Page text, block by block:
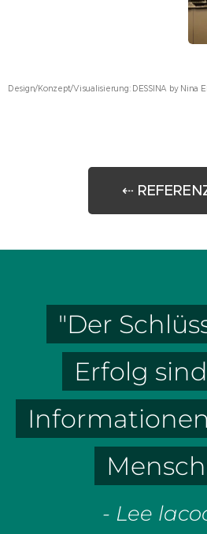
Design/Konzept/Visualisierung: DESSINA by Nina
⇠
"Der
Erfolg
- Lee